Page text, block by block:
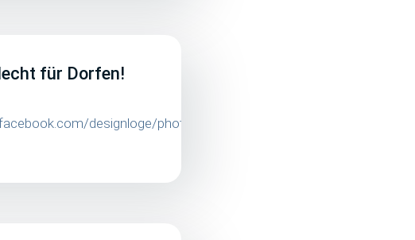
für Dorfen!
designloge/photos/a.299744460154560/